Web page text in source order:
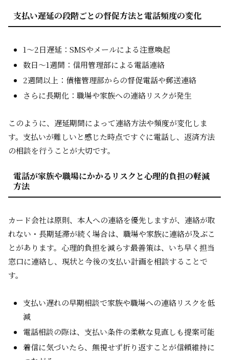
支払い遅延の段階ごとの督促方法と電話頻度の変化
1～2日遅延：SMSやメールによる注意喚起
数日～1週間：信用管理部による電話連絡
2週間以上：債権管理部からの督促電話や郵送連絡
さらに長期化：職場や家族への連絡リスクが発生
このように、遅延期間によって連絡方法や頻度が変化しま
す。支払いが難しいと感じた時点ですぐに電話し、返済方法
の相談を行うことが大切です。
電話が家族や職場にかかるリスクと心理的負担の軽減
方法
カード会社は原則、本人への連絡を優先しますが、連絡が取
れない・長期延滞が続く場合は、職場や家族に連絡が及ぶこ
とがあります。心理的負担を減らす最善策は、いち早く担当
窓口に連絡し、現状と今後の支払い計画を相談することで
す。
支払い遅れの早期相談で家族や職場への連絡リスクを低
減
電話相談の際は、支払い条件の柔軟な見直しも提案可能
着信に気づいたら、無視せず折り返すことが信頼維持に